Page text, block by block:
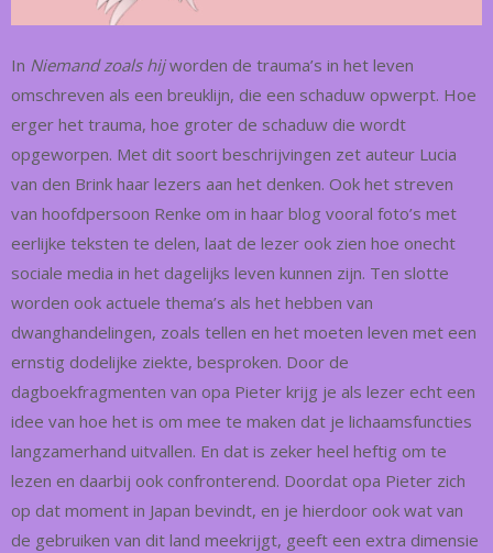
In Niemand zoals hijworden de trauma’s in het leven
omschreven als een breuklijn, die een schaduw opwerpt. Hoe
erger het trauma, hoe groter de schaduw die wordt
opgeworpen. Met dit soort beschrijvingen zet auteur Lucia
van den Brink haar lezers aan het denken. Ook het streven
van hoofdpersoon Renke om in haar blog vooral foto’s met
eerlijke teksten te delen, laat de lezer ook zien hoe onecht
sociale media in het dagelijks leven kunnen zijn. Ten slotte
worden ook actuele thema’s als het hebben van
dwanghandelingen, zoals tellen en het moeten leven met een
ernstig dodelijke ziekte, besproken. Door de
dagboekfragmenten van opa Pieter krijg je als lezer echt een
idee van hoe het is om mee te maken dat je lichaamsfuncties
langzamerhand uitvallen. En dat is zeker heel heftig om te
lezen en daarbij ook confronterend. Doordat opa Pieter zich
op dat moment in Japan bevindt, en je hierdoor ook wat van
de gebruiken van dit land meekrijgt, geeft een extra dimensie